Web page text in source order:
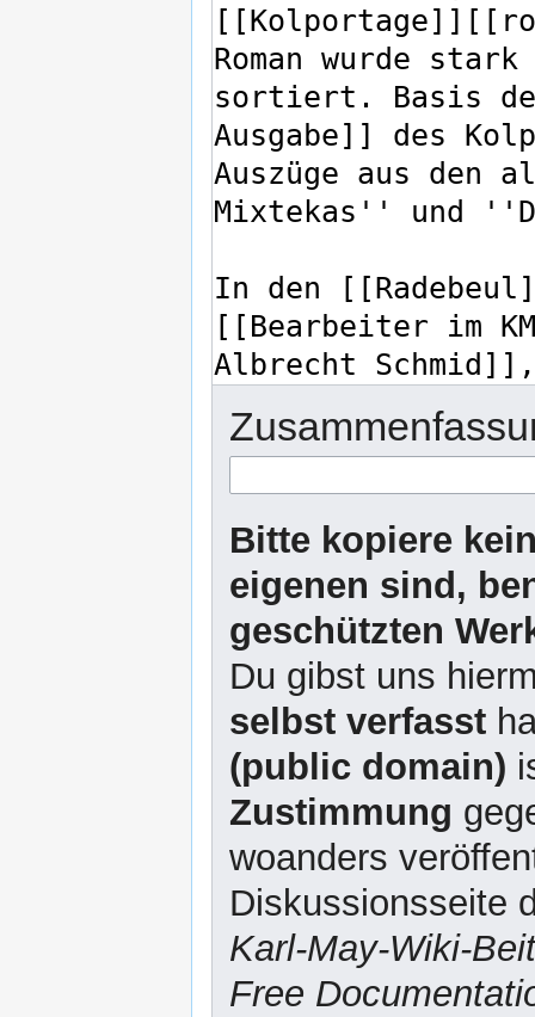
Bitte kopiere
eigenen sind,
geschützten
Du gibst uns
selbst verfasst
(public domain)
Zustimmung
woanders
Diskussionsseite
Karl-May-Wiki-
Free